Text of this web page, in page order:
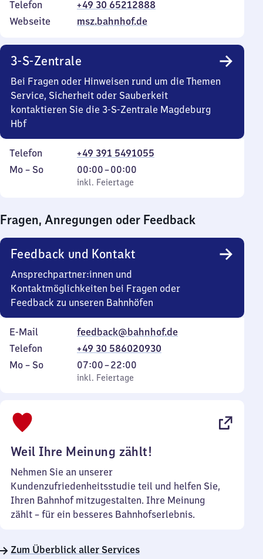
Telefon
+49 30 65212888
Webseite
msz.bahnhof.de
3-S-Zentrale
Bei Fragen oder Hinweisen rund um die Themen
Service, Sicherheit oder Sauberkeit
kontaktieren Sie die 3-S-Zentrale Magdeburg
Hbf
Telefon
+49 391 5491055
Montag
Mo – So,
inkl. Feiertage
00:00–00:00
Von
0
0
Uhr
inkl. Feiertage
Fragen, Anregungen oder Feedback
Feedback und Kontakt
Ansprechpartner:innen und
Kontaktmöglichkeiten bei Fragen oder
Feedback zu unseren Bahnhöfen
E-Mail
feedback@bahnhof.de
Telefon
+49 30 586020930
Montag
Mo – So,
inkl. Feiertage
07:00–22:00
Von
7
inkl. Feiertage
Weil Ihre Meinung zählt!
Nehmen Sie an unserer
Kundenzufriedenheitsstudie teil und helfen Sie,
Ihren Bahnhof mitzugestalten. Ihre Meinung
zählt – für ein besseres Bahnhofserlebnis.
Zum Überblick aller Services